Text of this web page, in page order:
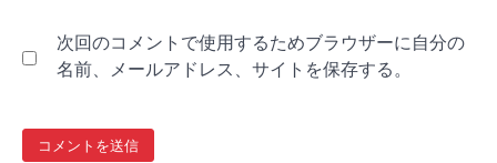
次回のコメントで使用するためブラウザーに自分の
名前、メールアドレス、サイトを保存する。